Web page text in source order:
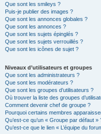
Que sont les smileys ?
Puis-je publier des images ?
Que sont les annonces globales ?
Que sont les annonces ?
Que sont les sujets épinglés ?
Que sont les sujets verrouillés ?
Que sont les icônes de sujet ?
Niveaux d’utilisateurs et groupes
Que sont les administrateurs ?
Que sont les modérateurs ?
Que sont les groupes d’utilisateurs ?
Où trouver la liste des groupes
Comment devenir chef de groupe ?
Pourquoi certains membres
Qu’est-ce qu’un « Groupe par défaut »
Qu’est-ce que le lien « L’équipe du